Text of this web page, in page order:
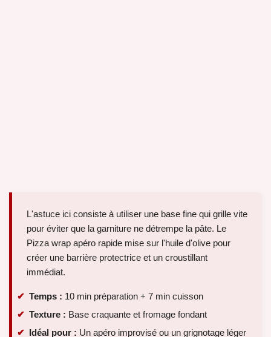
L'astuce ici consiste à utiliser une base fine qui grille vite
pour éviter que la garniture ne détrempe la pâte. Le
Pizza wrap apéro rapide mise sur l'huile d'olive pour
créer une barrière protectrice et un croustillant
immédiat.
Temps : 10 min préparation + 7 min cuisson
Texture : Base craquante et fromage fondant
Idéal pour : Un apéro improvisé ou un grignotage léger